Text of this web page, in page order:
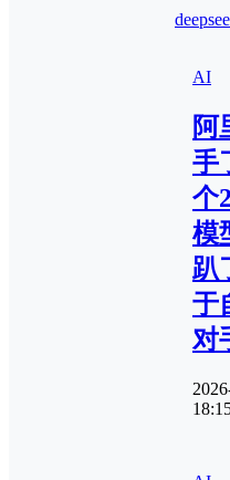
AI
阿
手
个
模
趴
于
对